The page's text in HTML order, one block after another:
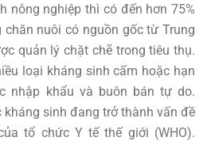
nông nghiệp thì có đến hơn 75%
nuôi có nguồn gốc từ Trung
quản lý chặt chẽ trong tiêu thụ.
loại kháng sinh cấm hoặc hạn
nhập khẩu và buôn bán tự do.
sinh đang trở thành vấn đề
tổ chức Y tế thế giới (WHO).